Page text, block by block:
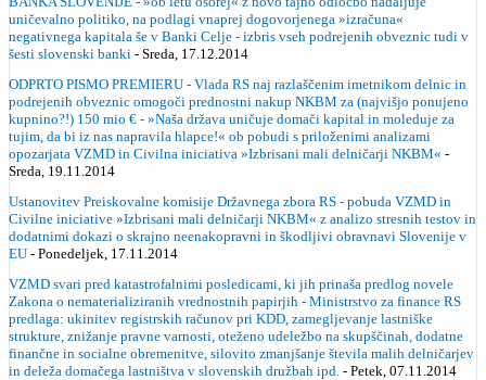
uničevalno politiko, na podlagi vnaprej dogovorjenega »izračuna«
negativnega kapitala še v Banki Celje - izbris vseh podrejenih obveznic tudi v
šesti slovenski banki - Sreda, 17.12.2014
ODPRTO PISMO PREMIERU - Vlada RS naj razlaščenim imetnikom delnic in
podrejenih obveznic omogoči prednostni nakup NKBM za (najvišjo ponujeno
kupnino?!) 150 mio € - »Naša država uničuje domači kapital in moleduje za
tujim, da bi iz nas napravila hlapce!« ob pobudi s priloženimi analizami
opozarjata VZMD in Civilna iniciativa »Izbrisani mali delničarji NKBM« -
Sreda, 19.11.2014
Ustanovitev Preiskovalne komisije Državnega zbora RS - pobuda VZMD in
Civilne iniciative »Izbrisani mali delničarji NKBM« z analizo stresnih testov in
dodatnimi dokazi o skrajno neenakopravni in škodljivi obravnavi Slovenije v
EU - Ponedeljek, 17.11.2014
VZMD svari pred katastrofalnimi posledicami, ki jih prinaša predlog novele
Zakona o nematerializiranih vrednostnih papirjih - Ministrstvo za finance RS
predlaga: ukinitev registrskih računov pri KDD, zamegljevanje lastniške
strukture, znižanje pravne varnosti, oteženo udeležbo na skupščinah, dodatne
finančne in socialne obremenitve, silovito zmanjšanje števila malih delničarjev
in deleža domačega lastništva v slovenskih družbah ipd. - Petek, 07.11.2014